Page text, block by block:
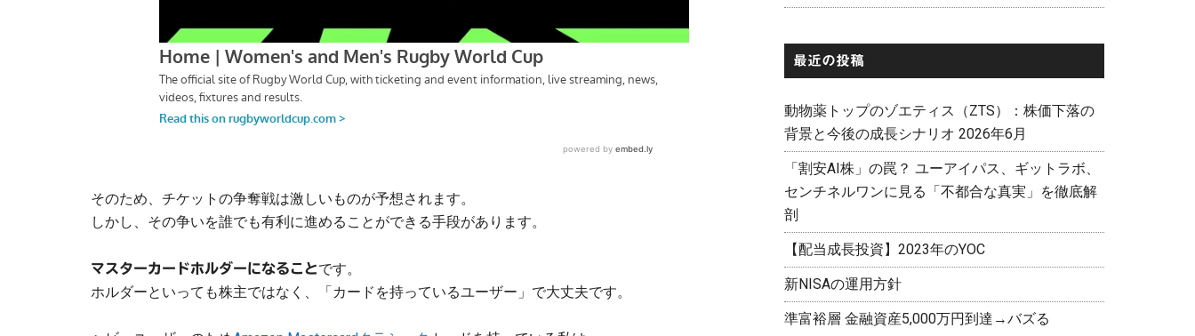
そのため、チケットの争奪戦は激しいものが予想されます。
しかし、その争いを誰でも有利に進めることができる手段があります。
マスターカードホルダーになることです。
ホルダーといっても株主ではなく、「カードを持っているユーザー」で大丈夫です。
最近の投稿
動物薬トップのゾエティス（ZTS）：株価下落の
背景と今後の成長シナリオ 2026年6月
「割安AI株」の罠？ ユーアイパス、ギットラボ、
センチネルワンに見る「不都合な真実」を徹底解
剖
【配当成長投資】2023年のYOC
新NISAの運用方針
準富裕層 金融資産5,000万円到達→バズる